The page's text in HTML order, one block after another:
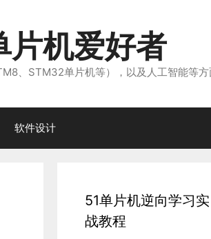
片机爱好者
、STM32单片机等），以及人工智能等方
软件设计
51单片机逆向学习实
战教程